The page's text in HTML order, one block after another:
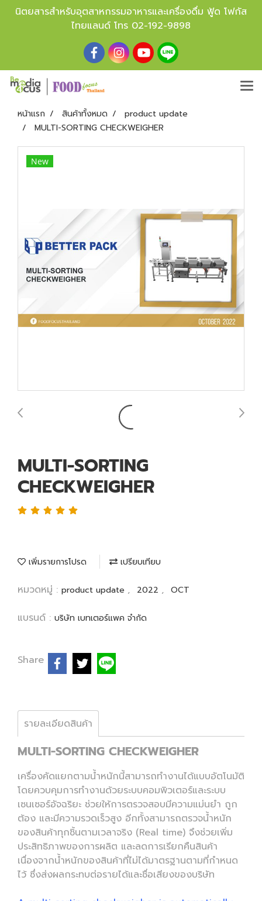
นิตยสารสำหรับอุตสาหกรรมอาหารและเครื่องดื่ม ฟู้ด โฟกัส
ไทยแลนด์ โทร 02-192-9898
หน้าแรก สินค้าทั้งหมด
product update
MULTI-SORTING CHECKWEIGHER
New
MULTI-SORTING
CHECKWEIGHER
เพิ่มรายการโปรด เปรียบเทียบ
หมวดหมู่ : product update , 2022 , OCT
แบรนด์ : บริษัท เบทเตอร์แพค จำกัด
Share
รายละเอียดสินค้า
MULTI-SORTING CHECKWEIGHER
เครื่องคัดแยกตามน้ำหนักนี้สามารถทำงานได้แบบอัตโนมัติ
โดยควบคุมการทำงานด้วยระบบคอมพิวเตอร์และระบบ
เซนเซอร์อัจฉริยะ ช่วยให้การตรวจสอบมีความแม่นยำ ถูก
ต้อง และมีความรวดเร็วสูง อีกทั้งสามารถตรวจน้ำหนัก
ของสินค้าทุกชิ้นตามเวลาจริง (Real time) จึงช่วยเพิ่ม
ประสิทธิภาพของการผลิต และลดการเรียกคืนสินค้า
เนื่องจากน้ำหนักของสินค้าที่ไม่ได้มาตรฐานตามที่กำหนด
ไว้ ซึ่งส่งผลกระทบต่อรายได้และชื่อเสียงของบริษัท